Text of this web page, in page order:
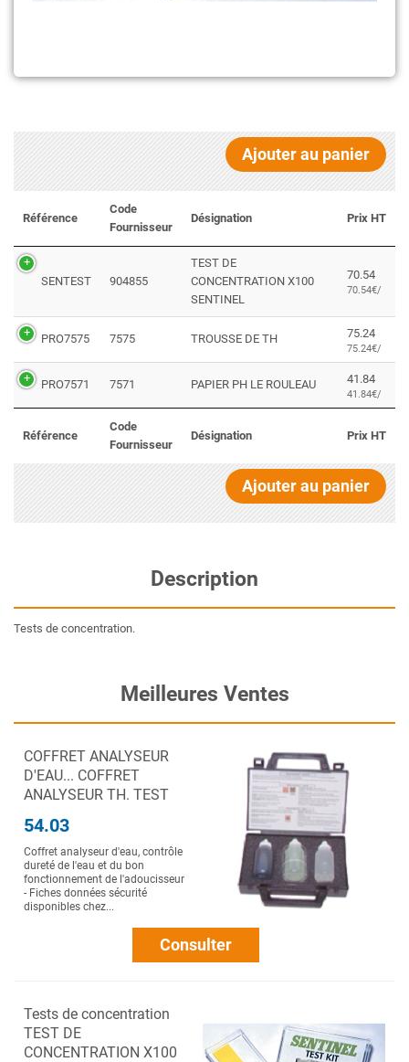
Ajouter au panier
Référence
Code
Fournisseur
Désignation Prix HT
Référence
Code
Fournisseur
Désignation Prix HT
SENTEST 904855
TEST DE
CONCENTRATION X100
SENTINEL
70.54
70.54€/
PRO7575 7575 TROUSSE DE TH 75.24
75.24€/
PRO7571 7571 PAPIER PH LE ROULEAU 41.84
41.84€/
Ajouter au panier
Description
Tests de concentration.
Meilleures Ventes
COFFRET ANALYSEUR
D'EAU... COFFRET
ANALYSEUR TH. TEST
54.03
Coffret analyseur d'eau, contrôle
dureté de l'eau et du bon
fonctionnement de l'adoucisseur
- Fiches données sécurité
disponibles chez...
Consulter
Tests de concentration
TEST DE
CONCENTRATION X100